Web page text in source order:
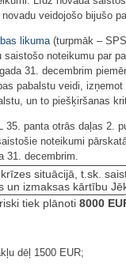
veidojošo bijušo
likuma(turpmāk –
noteikumu par
31. decembrim
pabalstu veidi, izņemot
un to piešķiršanas
panta otrās daļas 2.
noteikumi
31. decembrim.
situācijā, t.sk.
izmaksas kārtību
tiek plānoti 8000
dēļ 1500 EUR;